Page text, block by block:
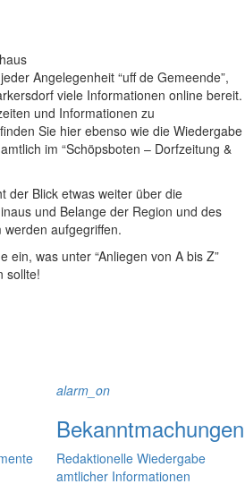
Angelegenheit “uff de Gemeende”,
viele Informationen online bereit.
und Informationen zu
Sie hier ebenso wie die Wiedergabe
im “Schöpsboten – Dorfzeitung &
der Blick etwas weiter über die
und Belange der Region und des
aufgegriffen.
ein, was unter “Anliegen von A bis Z”
sollte!
alarm_on
Bekanntmachungen
Redaktionelle Wiedergabe
amtlicher Informationen